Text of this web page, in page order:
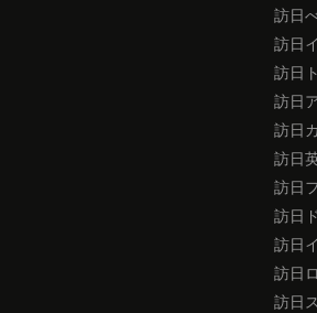
訪日
訪日
訪日
訪日
訪日
訪日
訪日
訪日
訪日
訪日
訪日